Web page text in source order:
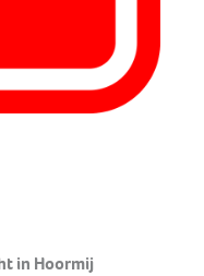
in Hoormij